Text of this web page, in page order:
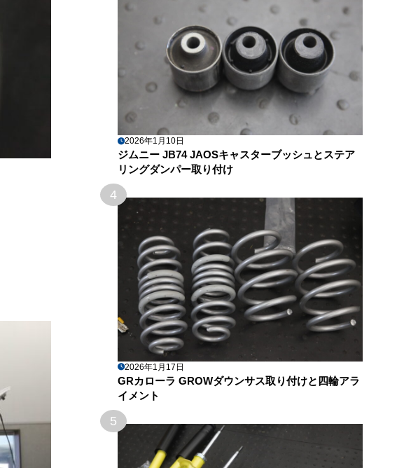
2026年1月10日
ジムニー JB74 JAOSキャスターブッシュとステア
リングダンパー取り付け
4
2026年1月17日
GRカローラ GROWダウンサス取り付けと四輪アラ
イメント
5